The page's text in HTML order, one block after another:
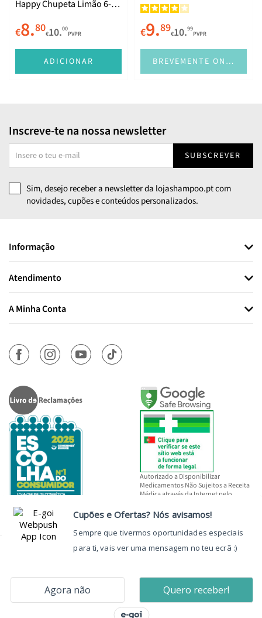
Happy Chupeta Limão 6-
€8.80€10.00
PVPR
ADICIONAR
€9.89€10.99
PVPR
BREVEMENTE ONLINE
Inscreve-te na nossa newsletter
SUBSCREVER
Sim, desejo receber a newsletter da lojashampoo.pt com
novidades, cupões e conteúdos personalizados.
Informação
Atendimento
A Minha Conta
Autorizado a Disponibilizar
Medicamentos Não Sujeitos a Receita
Médica através da Internet pelo